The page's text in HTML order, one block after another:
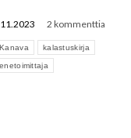
2 kommenttia
kalastuskirja